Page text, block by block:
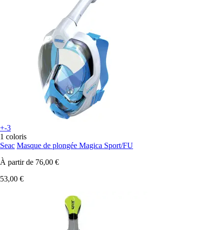
+-3
1 coloris
Seac Masque de plongée Magica Sport/FU
À partir de 76,00 €
53,00 €